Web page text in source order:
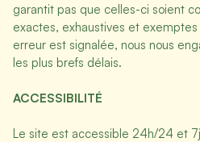
garantit pas que celles-ci soient
exactes, exhaustives et
erreur est signalée, nous nous
les plus brefs délais.
ACCESSIBILITÉ
Le site est accessible 24h/24 et